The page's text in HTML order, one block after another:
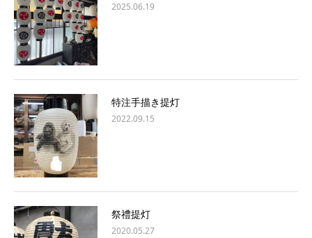
2025.06.19
特注手描き提灯
2022.09.15
祭禮提灯
2020.05.27